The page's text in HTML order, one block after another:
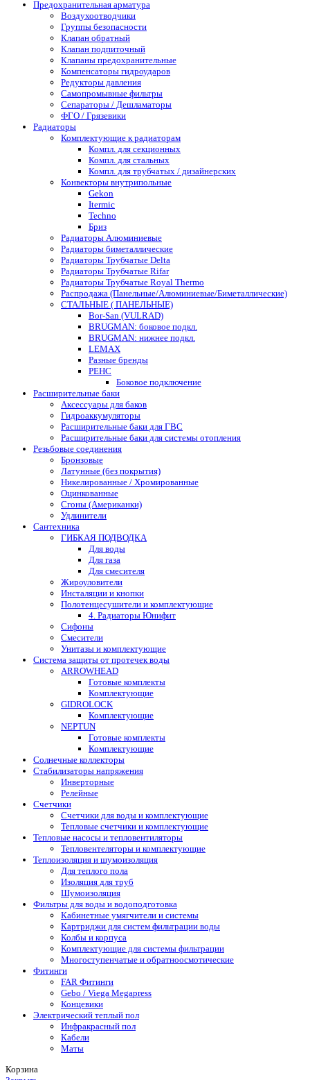
Предохранительная арматура
Воздухоотводчики
Группы безопасности
Клапан обратный
Клапан подпиточный
Клапаны предохранительные
Компенсаторы гидроударов
Редукторы давления
Самопромывные фильтры
Сепараторы / Дешламаторы
ФГО / Грязевики
Радиаторы
Комплектующие к радиаторам
Компл. для секционных
Компл. для стальных
Компл. для трубчатых / дизайнерских
Конвекторы внутрипольные
Gekon
Itermic
Techno
Бриз
Радиаторы Алюминиевые
Радиаторы биметаллические
Радиаторы Трубчатые Delta
Радиаторы Трубчатые Rifar
Радиаторы Трубчатые Royal Thermo
Распродажа (Панельные/Алюминиевые/Биметаллические)
СТАЛЬНЫЕ ( ПАНЕЛЬНЫЕ)
Bor-San (VULRAD)
BRUGMAN: боковое подкл.
BRUGMAN: нижнее подкл.
LEMAX
Разные бренды
РЕНС
Боковое подключение
Расширительные баки
Аксессуары для баков
Гидроаккумуляторы
Расширительные баки для ГВС
Расширительные баки для системы отопления
Резьбовые соединения
Бронзовые
Латунные (без покрытия)
Никелированные / Хромированные
Оцинкованные
Сгоны (Американки)
Удлинители
Сантехника
ГИБКАЯ ПОДВОДКА
Для воды
Для газа
Для смесителя
Жироуловители
Инсталяции и кнопки
Полотенцесушители и комплектующие
4. Радиаторы Юнифит
Сифоны
Смесители
Унитазы и комплектующие
Система защиты от протечек воды
ARROWHEAD
Готовые комплекты
Комплектующие
GIDROLOCK
Комплектующие
NEPTUN
Готовые комплекты
Комплектующие
Солнечные коллекторы
Стабилизаторы напряжения
Инверторные
Релейные
Счетчики
Счетчики для воды и комплектующие
Тепловые счетчики и комплектующие
Тепловые насосы и тепловентиляторы
Тепловентеляторы и комплектующие
Теплоизоляция и шумоизоляция
Для теплого пола
Изоляция для труб
Шумоизоляция
Фильтры для воды и водоподготовка
Кабинетные умягчители и системы
Картриджи для систем фильтрации воды
Колбы и корпуса
Комплектующие для системы фильтрации
Многоступенчатые и обратноосмотические
Фитинги
FAR Фитинги
Gebo / Viega Megapress
Концевики
Электрический теплый пол
Инфракрасный пол
Кабели
Маты
Корзина